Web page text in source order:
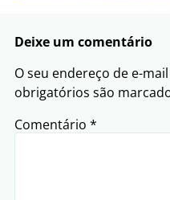
Deixe um comentário
O seu endereço de e-
obrigatórios são
Comentário *